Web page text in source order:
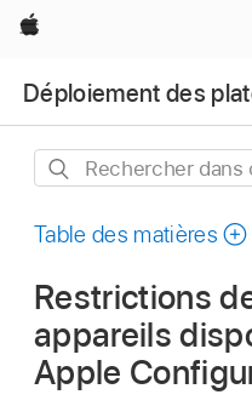
Apple
Déploiement des
Rechercher
ce
Table des matières
Restrictions
appareils
Apple